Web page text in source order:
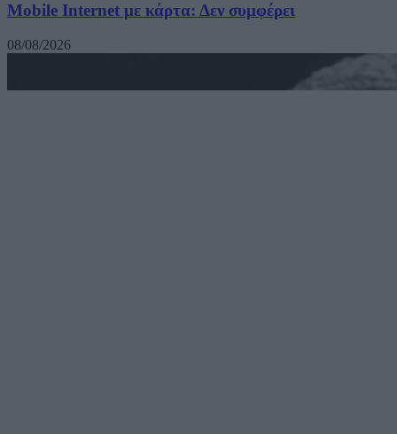
Mobile Internet με κάρτα: Δεν συμφέρει
08/08/2026